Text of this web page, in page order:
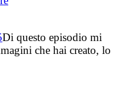
Di questo episodio mi
che hai creato, lo